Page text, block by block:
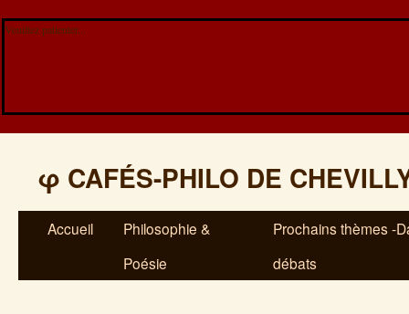
Veuillez patienter...
φ CAFÉS-PHILO DE
Accueil
Philosophie &
Poésie
Prochains thèmes -
débats